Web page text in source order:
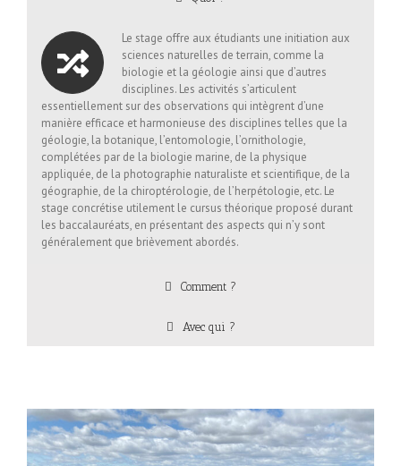
Le stage offre aux étudiants une initiation aux
sciences naturelles de terrain, comme la
biologie et la géologie ainsi que d’autres
disciplines. Les activités s’articulent
essentiellement sur des observations qui intègrent d’une
manière efficace et harmonieuse des disciplines telles que la
géologie, la botanique, l’entomologie, l’ornithologie,
complétées par de la biologie marine, de la physique
appliquée, de la photographie naturaliste et scientifique, de la
géographie, de la chiroptérologie, de l’herpétologie, etc. Le
stage concrétise utilement le cursus théorique proposé durant
les baccalauréats, en présentant des aspects qui n’y sont
généralement que brièvement abordés.
Comment ?
Avec qui ?